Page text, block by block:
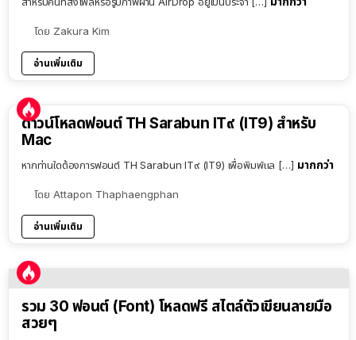
โดย Zakura Kim
อ่านเพิ่มเติม
ดาวน์โหลดฟอนต์ TH Sarabun IT๙ (IT9) สำหรับ
Mac
หากท่านใดต้องการฟอนต์ TH Sarabun IT๙ (IT9) เพื่อพิมพ์แล […] มากกว่า
โดย Attapon Thaphaengphan
อ่านเพิ่มเติม
รวม 30 ฟอนต์ (Font) โหลดฟรี สไตล์ตัวเขียนลายมือ
สวยๆ